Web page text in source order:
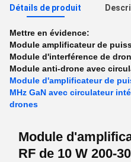
Détails de produit
Mettre en évidence:
Module amplificateur de
Module d'interférence de
Module anti-drone avec
Module d'amplificateur de
MHz GaN avec circulateur
drones
Module
RF de 10 W 200-